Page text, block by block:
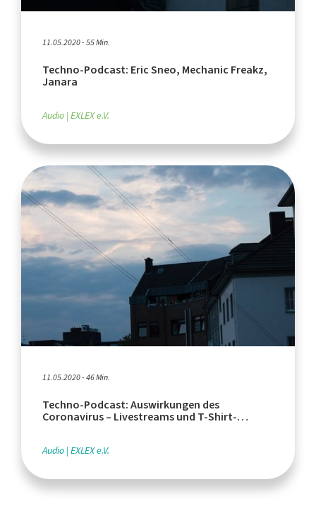
11.05.2020 - 55 Min.
Techno-Podcast: Eric Sneo, Mechanic Freakz,
Janara
Audio EXLEX e.V.
11.05.2020 - 46 Min.
Techno-Podcast: Auswirkungen des
Coronavirus – Livestreams und T-Shirt-
Audio EXLEX e.V.